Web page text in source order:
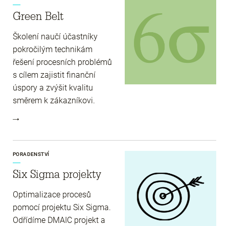
Green Belt
Školení naučí účastníky
pokročilým technikám
řešení procesních problémů
s cílem zajistit finanční
úspory a zvýšit kvalitu
směrem k zákazníkovi.
PORADENSTVÍ
Six Sigma projekty
Optimalizace procesů
pomocí projektu Six Sigma.
Odřídíme DMAIC projekt a